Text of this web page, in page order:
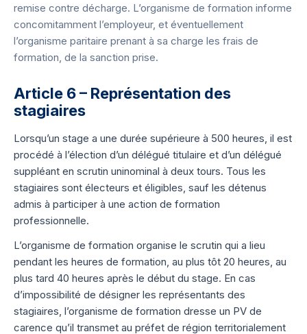
remise contre décharge. L’organisme de formation informe
concomitamment l’employeur, et éventuellement
l’organisme paritaire prenant à sa charge les frais de
formation, de la sanction prise.
Article 6 – Représentation des
stagiaires
Lorsqu’un stage a une durée supérieure à 500 heures, il est
procédé à l’élection d’un délégué titulaire et d’un délégué
suppléant en scrutin uninominal à deux tours. Tous les
stagiaires sont électeurs et éligibles, sauf les détenus
admis à participer à une action de formation
professionnelle.
L’organisme de formation organise le scrutin qui a lieu
pendant les heures de formation, au plus tôt 20 heures, au
plus tard 40 heures après le début du stage. En cas
d’impossibilité de désigner les représentants des
stagiaires, l’organisme de formation dresse un PV de
carence qu’il transmet au préfet de région territorialement